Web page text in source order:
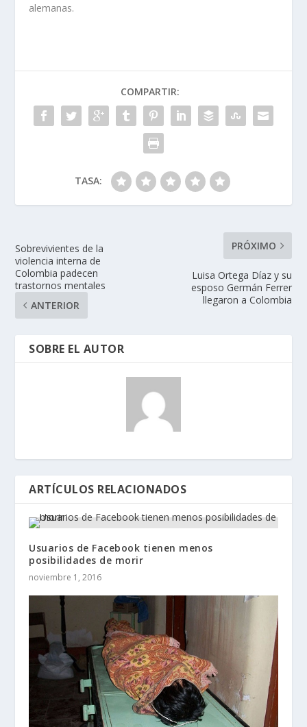
alemanas.
COMPARTIR:
TASA:
Sobrevivientes de la
violencia interna de
Colombia padecen
trastornos mentales
ANTERIOR
PRÓXIMO
Luisa Ortega Díaz y su
esposo Germán Ferrer
llegaron a Colombia
SOBRE EL AUTOR
ARTÍCULOS RELACIONADOS
Usuarios de Facebook tienen menos
posibilidades de morir
noviembre 1, 2016